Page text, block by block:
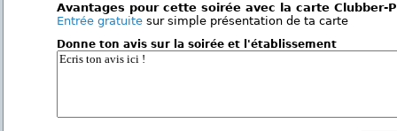
Avantages pour cette soirée avec la carte Clubber-
Entrée gratuite sur simple présentation de ta carte
Donne ton avis sur la soirée et l'établissement